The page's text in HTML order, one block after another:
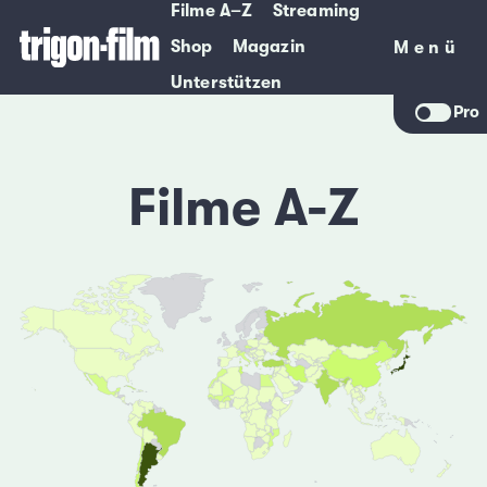
Filme A–Z
Streaming
Shop
Magazin
Unterstützen
Menü
Menü
Pro
Filme A-Z